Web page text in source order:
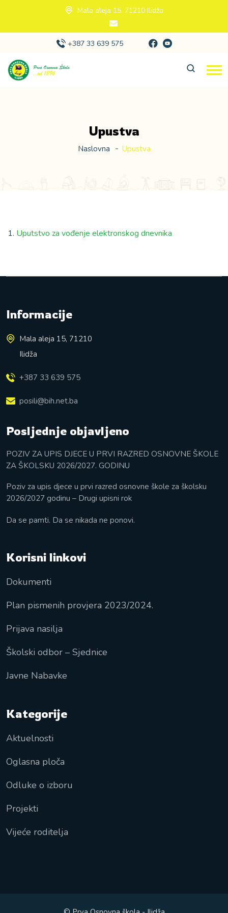
Mala aleja 15, 71210 Ilidža
+387 33 639 575
Upustva
Naslovna Upustva
Uputstvo za vođenje elektronskog dnevnika
Informacije
Mala aleja 15, 71210
Ilidža
+387 33 639 575
posili@bih.net.ba
Posljednje objavljeno
POZIV ZA UPIS DJECE U PRVI RAZRED OSNOVNE ŠKOLE
ZA ŠKOLSKU 2026/2027. GODINU
Poziv za upis djece u prvi razred osnovne škole za školsku
2026/2027 godinu – Drugi upisni rok
Da se pamti. Da se nikada ne ponovi.
Korisni linkovi
Dokumenti
Plan pismenih provjera 2023/2024.
Prijava nasilja
Školski odbor – Sjednice
Javne Nabavke
Kategorije
Aktuelnosti
Oglasna ploča
Odluke o izboru
Projekti
Vijeće roditelja